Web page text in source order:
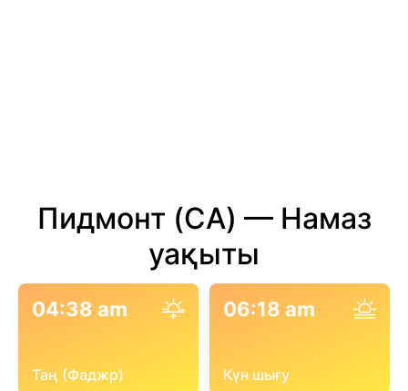
Пидмонт (CA) — Намаз
уақыты
04:38 am
Таң (Фаджр)
06:18 am
Күн шығу